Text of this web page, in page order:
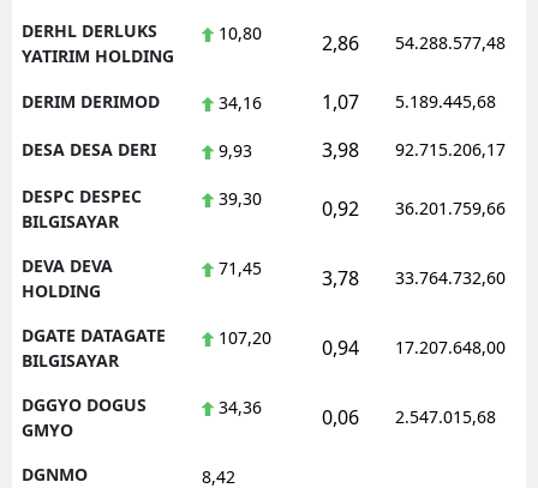
DERHL DERLUKS
YATIRIM HOLDING
10,80 2,86 54.288.577,48
DERIM DERIMOD 34,16 1,07 5.189.445,68
DESA DESA DERI 9,93 3,98 92.715.206,17
DESPC DESPEC
BILGISAYAR
39,30 0,92 36.201.759,66
DEVA DEVA
HOLDING
71,45 3,78 33.764.732,60
DGATE DATAGATE
BILGISAYAR
107,20 0,94 17.207.648,00
DGGYO DOGUS
GMYO
34,36 0,06 2.547.015,68
DGNMO
8,42